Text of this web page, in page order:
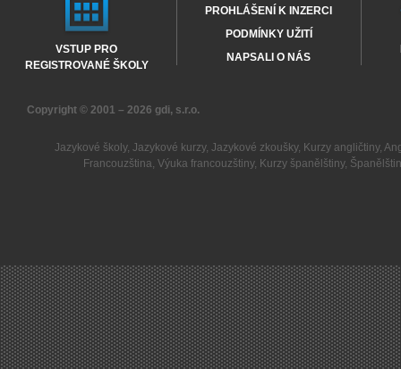
VSTUP PRO
REGISTROVANÉ ŠKOLY
PROHLÁŠENÍ K INZERCI
PODMÍNKY UŽITÍ
NAPSALI O NÁS
Copyright © 2001 – 2026 gdi, s.r.o.
Jazykové školy, Jazykové kurzy, Jazykové zkoušky, Kurzy angličtiny,
Francouzština,Výuka francouzštiny, Kurzy španělštiny,